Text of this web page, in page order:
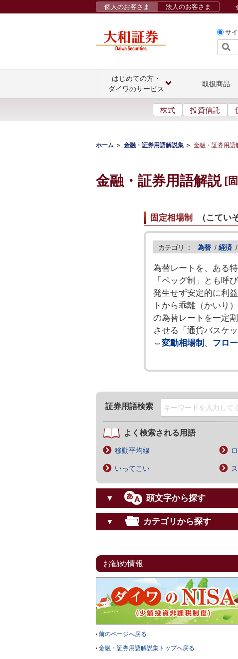
サ
個人のお客さま 法人のお客さま
はじめての方・
ダイワのサービス
取扱商品
株式 投資信託
ホーム 金融・証券用語解説集 金融・証券用語
金融・証券用語解説 [
固定相場制 （こてい
カテゴリ ： 為替 / 経済 /
為替レートを、ある
「ペッグ制」とも呼
発生せず安定的に利
トから乖離（かいり
の為替レートを一定
させる「通貨バスケ
⇔変動相場制 、 フロ
証券用語検索
よく検索される用語
移動平均線
いってこい
▼ 頭文字から探す
▼ カテゴリから探す
お勧め情報
前のページへ戻る
金融・証券用語解説集トップへ戻る